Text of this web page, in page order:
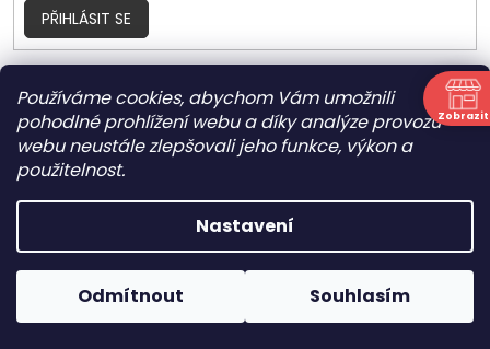
Používáme cookies, abychom Vám umožnili
pohodlné prohlížení webu a díky analýze provozu
webu neustále zlepšovali jeho funkce, výkon a
použitelnost.
Nastavení
Odmítnout Souhlasím
PŘIHLÁSIT SE
Nite Ize Czech
Vytvořil Shoptet
Copyright 2026HARRANT. Všechna práva vyhrazena.
Upravit nastavení cookies
Zobrazit